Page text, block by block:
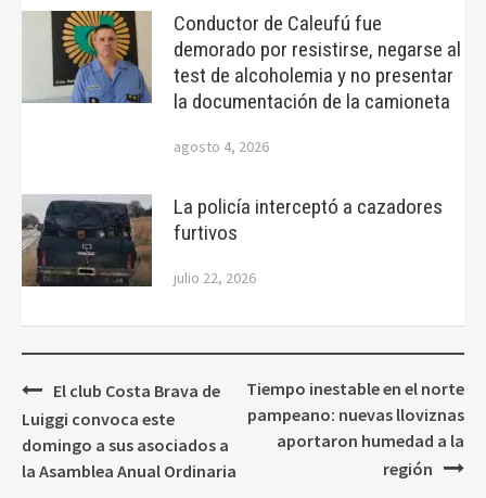
Conductor de Caleufú fue
demorado por resistirse, negarse al
test de alcoholemia y no presentar
la documentación de la camioneta
agosto 4, 2026
La policía interceptó a cazadores
furtivos
julio 22, 2026
Navegación
de
entradas
El club Costa Brava de
Luiggi convoca este
domingo a sus asociados a
la Asamblea Anual Ordinaria
Tiempo inestable en el norte
pampeano: nuevas lloviznas
aportaron humedad a la
región